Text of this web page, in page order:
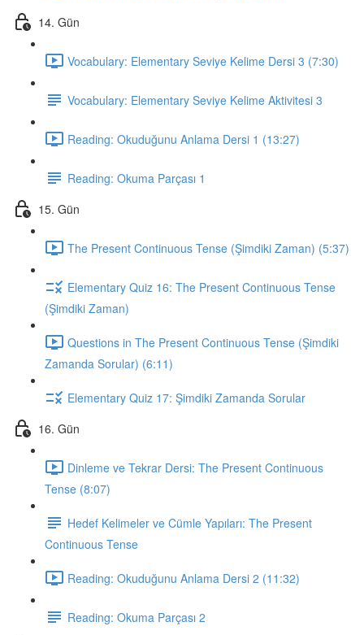
14. Gün
Vocabulary: Elementary Seviye Kelime Dersi 3 (7:30)
Vocabulary: Elementary Seviye Kelime Aktivitesi 3
Reading: Okuduğunu Anlama Dersi 1 (13:27)
Reading: Okuma Parçası 1
15. Gün
The Present Continuous Tense (Şimdiki Zaman) (5:37)
Elementary Quiz 16: The Present Continuous Tense
(Şimdiki Zaman)
Questions in The Present Continuous Tense (Şimdiki
Zamanda Sorular) (6:11)
Elementary Quiz 17: Şimdiki Zamanda Sorular
16. Gün
Dinleme ve Tekrar Dersi: The Present Continuous
Tense (8:07)
Hedef Kelimeler ve Cümle Yapıları: The Present
Continuous Tense
Reading: Okuduğunu Anlama Dersi 2 (11:32)
Reading: Okuma Parçası 2